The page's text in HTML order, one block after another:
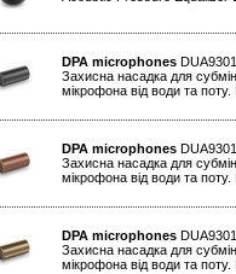
DPA microphones
Захисна насадка для
мікрофона від води та
DPA microphones
Захисна насадка для
мікрофона від води та
DPA microphones
Захисна насадка для
мікрофона від води та